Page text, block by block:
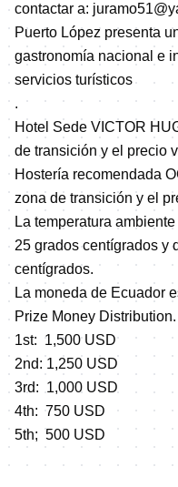
contactar a:
Puerto López presenta
gastronomía nacional e
servicios turísticos
.
Hotel Sede VICTOR
de transición y el precio
Hostería recomendada
zona de transición y el
La temperatura
25 grados centígrados y
centígrados.
La moneda de Ecuador
Prize Money
1st: 1,500 USD
2nd: 1,250 USD
3rd: 1,000 USD
4th: 750 USD
5th; 500 USD